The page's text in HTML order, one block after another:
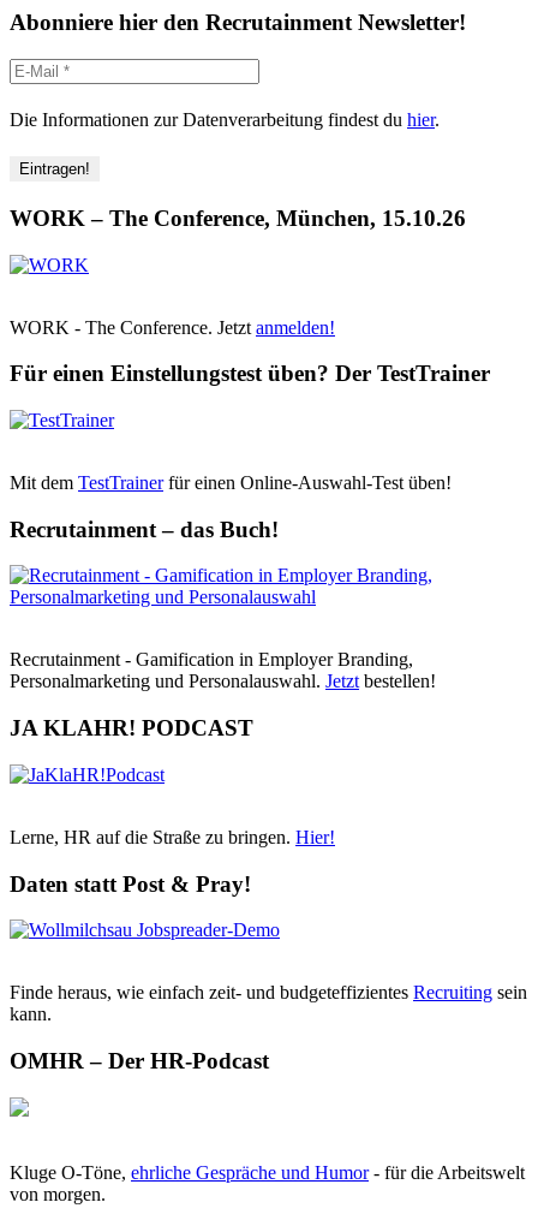
Abonniere hier den Recrutainment Newsletter!
Die Informationen zur Datenverarbeitung findest du hier.
WORK – The Conference, München, 15.10.26
WORK - The Conference. Jetzt anmelden!
Für einen Einstellungstest üben? Der TestTrainer
Mit dem TestTrainerfür einen Online-Auswahl-Test üben!
Recrutainment – das Buch!
Recrutainment - Gamification in Employer Branding,
Personalmarketing und Personalauswahl. Jetzt bestellen!
JA KLAHR! PODCAST
Lerne, HR auf die Straße zu bringen. Hier!
Daten statt Post & Pray!
Finde heraus, wie einfach zeit- und budgeteffizientes Recruiting sein
kann.
OMHR – Der HR-Podcast
Kluge O-Töne, ehrliche Gespräche und Humor- für die Arbeitswelt
von morgen.